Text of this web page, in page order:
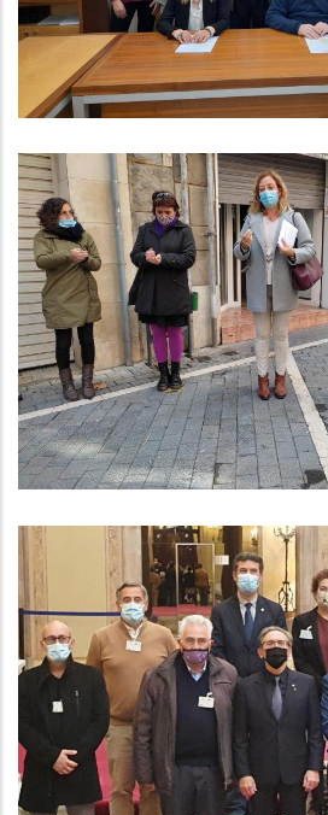
Ocupació
MANIFEST. DIA
LA VIOLÈNCIA
S. socials
ELS ALCALDES
COMPROMÍS
L'AMPLIACIÓ DE